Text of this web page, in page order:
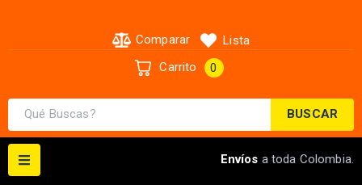
BUSCAR
Comparar
Lista
Carrito
0
Envíos a toda Colombia.